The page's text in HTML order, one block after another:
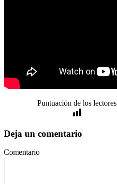
Puntuación de los lectores
Deja un comentario
Comentario